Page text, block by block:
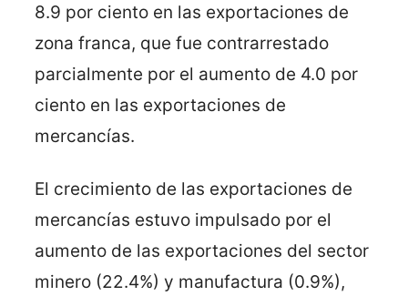
8.9 por ciento en las exportaciones de
zona franca, que fue contrarrestado
parcialmente por el aumento de 4.0 por
ciento en las exportaciones de
mercancías.
El crecimiento de las exportaciones de
mercancías estuvo impulsado por el
aumento de las exportaciones del sector
minero (22.4%) y manufactura (0.9%),